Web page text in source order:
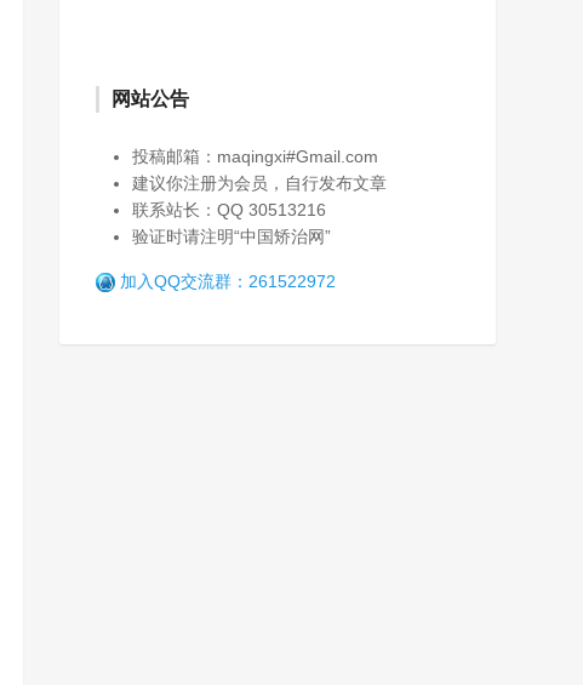
网站公告
投稿邮箱：maqingxi#Gmail.com
建议你注册为会员，自行发布文章
联系站长：QQ 30513216
验证时请注明“中国矫治网”
加入QQ交流群：261522972